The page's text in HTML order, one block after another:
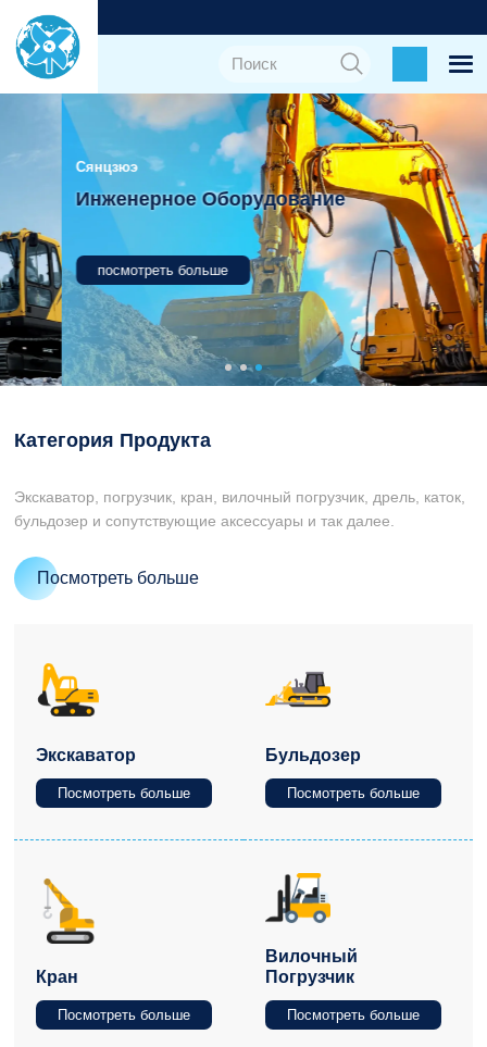
Сянцзюэ
Инженерное Оборудование
посмотреть больше
Категория Продукта
Экскаватор, погрузчик, кран, вилочный погрузчик, дрель, каток,
бульдозер и сопутствующие аксессуары и так далее.
Посмотреть больше
Экскаватор
Посмотреть больше
Бульдозер
Посмотреть больше
Кран
Посмотреть больше
Вилочный
Погрузчик
Посмотреть больше